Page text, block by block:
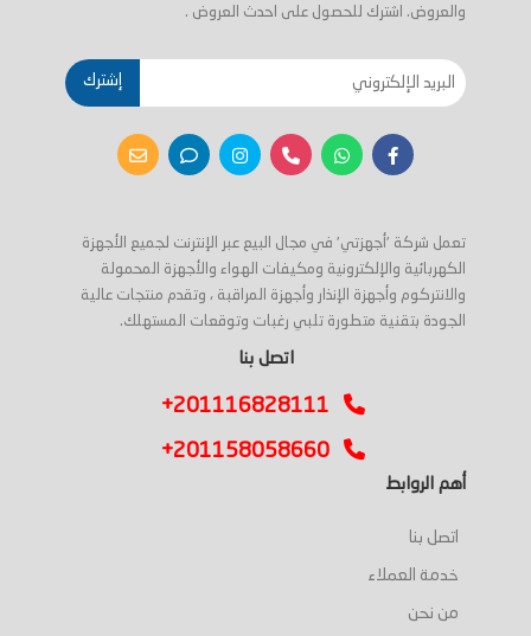
والعروض. اشترك للحصول على احدث العروض .
إشترك
تعمل شركة 'أجهزتي' في مجال البيع عبر الإنترنت لجميع الأجهزة
الكهربائية والإلكترونية ومكيفات الهواء والأجهزة المحمولة
والانتركوم وأجهزة الإنذار وأجهزة المراقبة ، وتقدم منتجات عالية
الجودة بتقنية متطورة تلبي رغبات وتوقعات المستهلك.
اتصل بنا
+201116828111
+201158058660
أهم الروابط
اتصل بنا
خدمة العملاء
من نحن